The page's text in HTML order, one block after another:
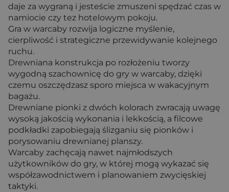
daje za wygraną i jesteście zmuszeni spędzać czas w
namiocie czy tez hotelowym pokoju.
Gra w warcaby rozwija logiczne myślenie,
cierpliwość i strategiczne przewidywanie kolejnego
ruchu.
Drewniana konstrukcja po rozłożeniu tworzy
wygodną szachownicę do gry w warcaby, dzięki
czemu oszczędzasz sporo miejsca w wakacyjnym
bagażu.
Drewniane pionki z dwóch kolorach zwracają uwagę
wysoką jakością wykonania i lekkością, a filcowe
podkładki zapobiegają ślizganiu się pionków i
porysowaniu drewnianej planszy.
Warcaby zachęcają nawet najmłodszych
użytkowników do gry, w której mogą wykazać się
współzawodnictwem i planowaniem zwycięskiej
taktyki.